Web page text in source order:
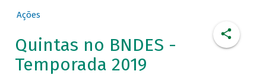
Ações
Quintas no BNDES -
Temporada 2019